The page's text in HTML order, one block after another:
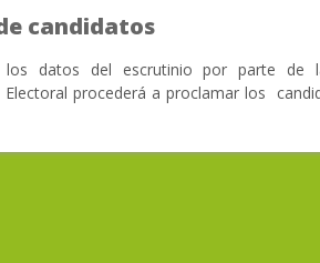
candidatos
los datos del escrutinio por parte de
Electoral procederá a proclamar los